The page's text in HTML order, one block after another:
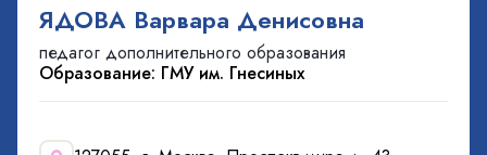
ЯДОВА Варвара Денисовна
педагог дополнительного образования
Образование: ГМУ им. Гнесиных